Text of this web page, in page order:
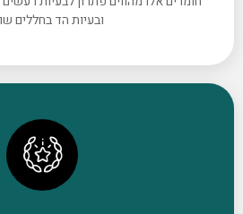
ובעיות הד בחללים